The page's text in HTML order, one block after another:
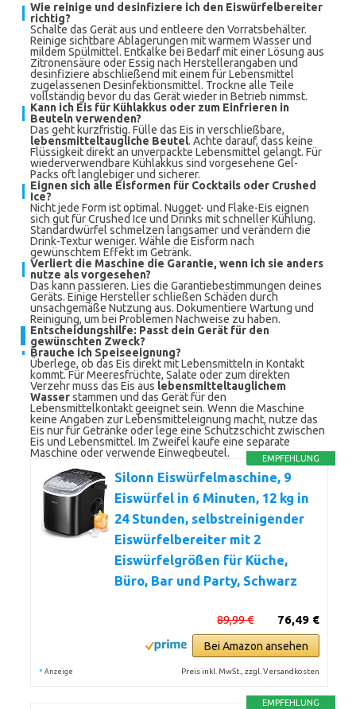
Wie reinige und desinfiziere ich den Eiswürfelbereiter
richtig?
Schalte das Gerät aus und entleere den Vorratsbehälter.
Reinige sichtbare Ablagerungen mit warmem Wasser und
mildem Spülmittel. Entkalke bei Bedarf mit einer Lösung aus
Zitronensäure oder Essig nach Herstellerangaben und
desinfiziere abschließend mit einem für Lebensmittel
zugelassenen Desinfektionsmittel. Trockne alle Teile
vollständig bevor du das Gerät wieder in Betrieb nimmst.
Kann ich Eis für Kühlakkus oder zum Einfrieren in
Beuteln verwenden?
Das geht kurzfristig. Fülle das Eis in verschließbare,
lebensmitteltaugliche Beutel. Achte darauf, dass keine
Flüssigkeit direkt an unverpackte Lebensmittel gelangt. Für
wiederverwendbare Kühlakkus sind vorgesehene Gel-
Packs oft langlebiger und sicherer.
Eignen sich alle Eisformen für Cocktails oder Crushed
Ice?
Nicht jede Form ist optimal. Nugget- und Flake-Eis eignen
sich gut für Crushed Ice und Drinks mit schneller Kühlung.
Standardwürfel schmelzen langsamer und verändern die
Drink-Textur weniger. Wähle die Eisform nach
gewünschtem Effekt im Getränk.
Verliert die Maschine die Garantie, wenn ich sie anders
nutze als vorgesehen?
Das kann passieren. Lies die Garantiebestimmungen deines
Geräts. Einige Hersteller schließen Schäden durch
unsachgemäße Nutzung aus. Dokumentiere Wartung und
Reinigung, um bei Problemen Nachweise zu haben.
Entscheidungshilfe: Passt dein Gerät für den
gewünschten Zweck?
Brauche ich Speiseeignung?
Überlege, ob das Eis direkt mit Lebensmitteln in Kontakt
kommt. Für Meeresfrüchte, Salate oder zum direkten
Verzehr muss das Eis aus lebensmitteltauglichem
Wasserstammen und das Gerät für den
Lebensmittelkontakt geeignet sein. Wenn die Maschine
keine Angaben zur Lebensmitteleignung macht, nutze das
Eis nur für Getränke oder lege eine Schutzschicht zwischen
Eis und Lebensmittel. Im Zweifel kaufe eine separate
Maschine oder verwende Einwegbeutel.
EMPFEHLUNG
Silonn Eiswürfelmaschine, 9
Eiswürfel in 6 Minuten, 12 kg in
24 Stunden, selbstreinigender
Eiswürfelbereiter mit 2
Eiswürfelgrößen für Küche,
Büro, Bar und Party, Schwarz
76,49 €
89,99 €
Bei Amazon ansehen
* Anzeige Preis inkl. MwSt., zzgl. Versandkosten
EMPFEHLUNG